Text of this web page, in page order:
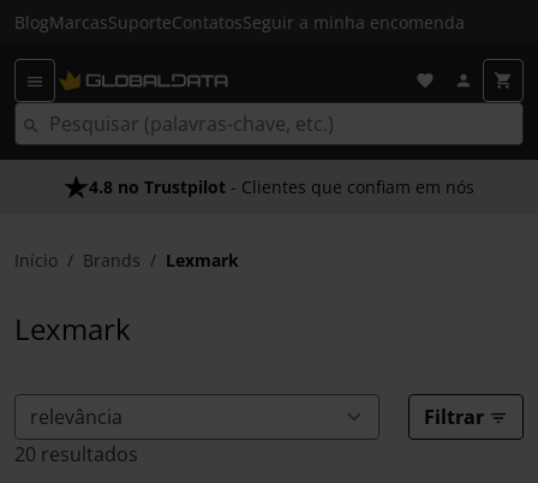
BlogMarcasSuporteContatosSeguir a minha encomenda
4.8 no Trustpilot - Clientes que confiam em nós
Início Brands Lexmark
Lexmark
Filtrar
20 resultados